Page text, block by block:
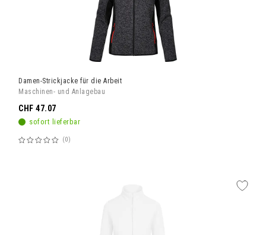
Damen-Strickjacke für die Arbeit
Maschinen- und Anlagebau
sofort lieferbar
Bewertung:
0
CHF 47.07